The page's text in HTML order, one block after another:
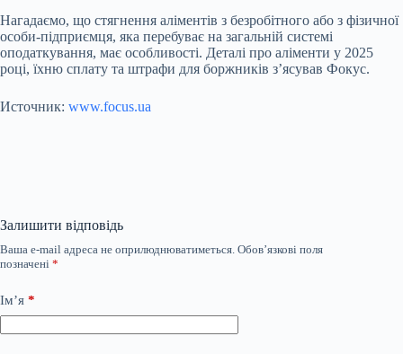
Нагадаємо, що стягнення аліментів з безробітного або з фізичної
особи-підприємця, яка перебуває на загальній системі
оподаткування, має особливості. Деталі про аліменти у 2025
році, їхню сплату та штрафи для боржників з’ясував Фокус.
Источник: www.focus.ua
Залишити відповідь
Ваша e-mail адреса не оприлюднюватиметься. Обов’язкові поля
позначені *
Ім’я *